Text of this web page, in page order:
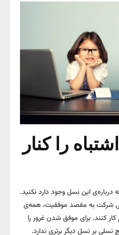
را کنار
درباره‌ی این نسل وجود دارد نکنید.
شرکت به مقصد موفقیت، همه‌ی
کنند. برای موفق شدن غرور را
نسلی بر نسل دیگر برتری ندارد.